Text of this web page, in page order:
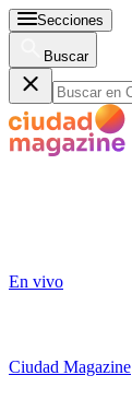
Secciones
Buscar
En vivo
Ciudad Magazine